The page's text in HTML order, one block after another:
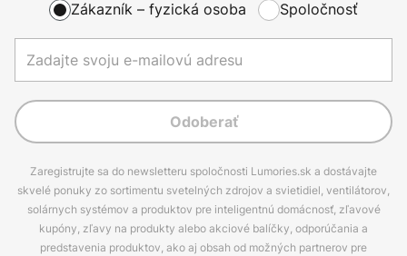
Zákazník – fyzická osoba Spoločnosť
Odoberať
Zaregistrujte sa do newsletteru spoločnosti Lumories.sk a dostávajte
skvelé ponuky zo sortimentu svetelných zdrojov a svietidiel, ventilátorov,
solárnych systémov a produktov pre inteligentnú domácnosť, zľavové
kupóny, zľavy na produkty alebo akciové balíčky, odporúčania a
predstavenia produktov, ako aj obsah od možných partnerov pre